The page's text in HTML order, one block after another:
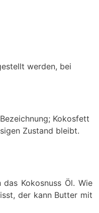
werden, bei
Kokosfett
Zustand bleibt.
Kokosnuss Öl. Wie
der kann Butter mit